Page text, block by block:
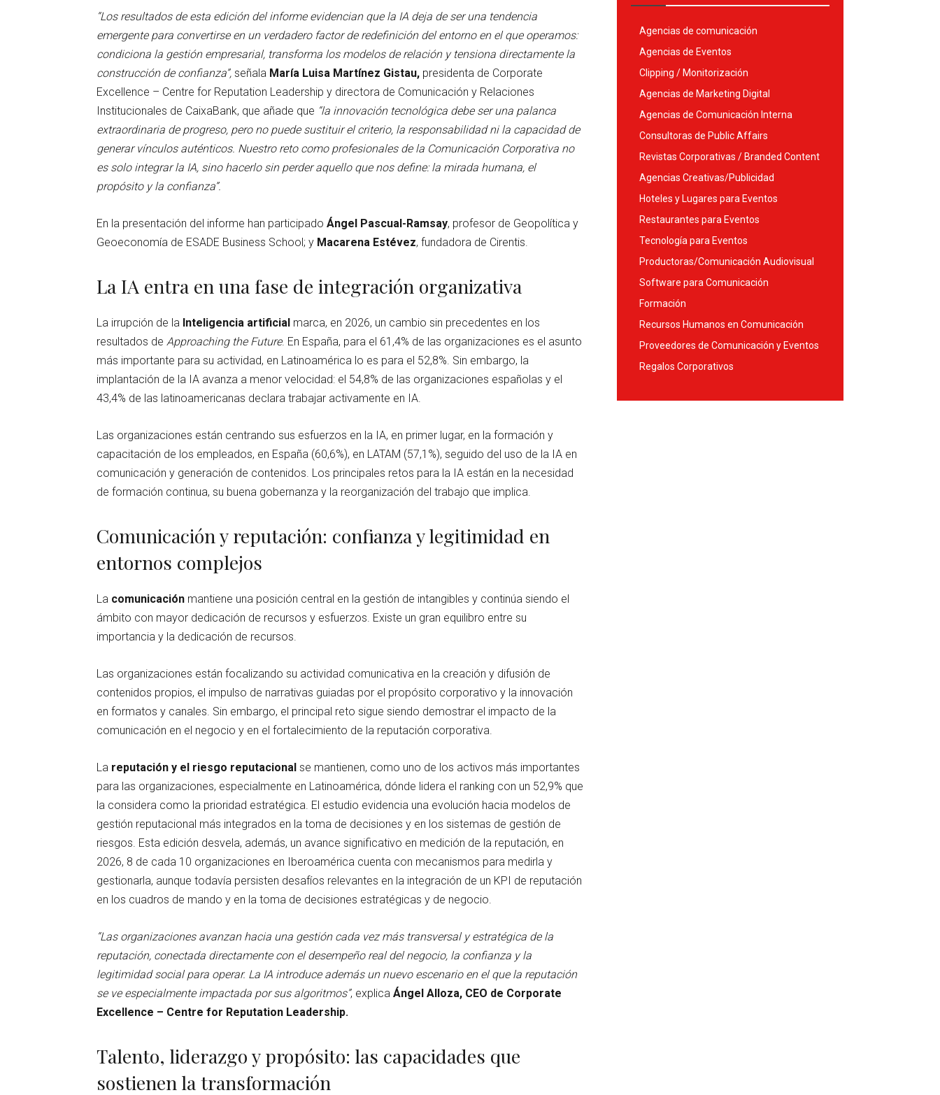
“Los resultados de esta edición del informe evidencian que la IA deja de ser una tendencia
emergente para convertirse en un verdadero factor de redefinición del entorno en el que operamos:
condiciona la gestión empresarial, transforma los modelos de relación y tensiona directamente la
construcción de confianza”, señala María Luisa Martínez Gistau, presidenta de Corporate
Excellence – Centre for Reputation Leadership y directora de Comunicación y Relaciones
Institucionales de CaixaBank, que añade que “la innovación tecnológica debe ser una palanca
extraordinaria de progreso, pero no puede sustituir el criterio, la responsabilidad ni la capacidad de
generar vínculos auténticos. Nuestro reto como profesionales de la Comunicación Corporativa no
es solo integrar la IA, sino hacerlo sin perder aquello que nos define: la mirada humana, el
propósito y la confianza”.
En la presentación del informe han participado Ángel Pascual-Ramsay, profesor de Geopolítica y
Geoeconomía de ESADE Business School; y Macarena Estévez, fundadora de Cirentis.
La IA entra en una fase de integración organizativa
La irrupción de la Inteligencia artificial marca, en 2026, un cambio sin precedentes en los
resultados de Approaching the Future. En España, para el 61,4% de las organizaciones es el asunto
más importante para su actividad, en Latinoamérica lo es para el 52,8%. Sin embargo, la
implantación de la IA avanza a menor velocidad: el 54,8% de las organizaciones españolas y el
43,4% de las latinoamericanas declara trabajar activamente en IA.
Las organizaciones están centrando sus esfuerzos en la IA, en primer lugar, en la formación y
capacitación de los empleados, en España (60,6%), en LATAM (57,1%), seguido del uso de la IA en
comunicación y generación de contenidos. Los principales retos para la IA están en la necesidad
de formación continua, su buena gobernanza y la reorganización del trabajo que implica.
Comunicación y reputación: confianza y legitimidad en
entornos complejos
La comunicación mantiene una posición central en la gestión de intangibles y continúa siendo el
ámbito con mayor dedicación de recursos y esfuerzos. Existe un gran equilibro entre su
importancia y la dedicación de recursos.
Las organizaciones están focalizando su actividad comunicativa en la creación y difusión de
contenidos propios, el impulso de narrativas guiadas por el propósito corporativo y la innovación
en formatos y canales. Sin embargo, el principal reto sigue siendo demostrar el impacto de la
comunicación en el negocio y en el fortalecimiento de la reputación corporativa.
La reputación y el riesgo reputacional se mantienen, como uno de los activos más importantes
para las organizaciones, especialmente en Latinoamérica, dónde lidera el ranking con un 52,9% que
la considera como la prioridad estratégica. El estudio evidencia una evolución hacia modelos de
gestión reputacional más integrados en la toma de decisiones y en los sistemas de gestión de
riesgos. Esta edición desvela, además, un avance significativo en medición de la reputación, en
2026, 8 de cada 10 organizaciones en Iberoamérica cuenta con mecanismos para medirla y
gestionarla, aunque todavía persisten desafíos relevantes en la integración de un KPI de reputación
en los cuadros de mando y en la toma de decisiones estratégicas y de negocio.
“Las organizaciones avanzan hacia una gestión cada vez más transversal y estratégica de la
reputación, conectada directamente con el desempeño real del negocio, la confianza y la
legitimidad social para operar. La IA introduce además un nuevo escenario en el que la reputación
se ve especialmente impactada por sus algoritmos”, explica Ángel Alloza, CEO de Corporate
Excellence – Centre for Reputation Leadership.
Talento, liderazgo y propósito: las capacidades que
sostienen la transformación
Agencias de comunicación
Agencias de Eventos
Clipping / Monitorización
Agencias de Marketing Digital
Agencias de Comunicación Interna
Consultoras de Public Affairs
Revistas Corporativas / Branded Content
Agencias Creativas/Publicidad
Hoteles y Lugares para Eventos
Restaurantes para Eventos
Tecnología para Eventos
Productoras/Comunicación Audiovisual
Software para Comunicación
Formación
Recursos Humanos en Comunicación
Proveedores de Comunicación y Eventos
Regalos Corporativos